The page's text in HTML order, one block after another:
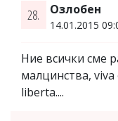
28. Озлобен
14.01.2015
Ние всички сме
малцинства,
liberta....